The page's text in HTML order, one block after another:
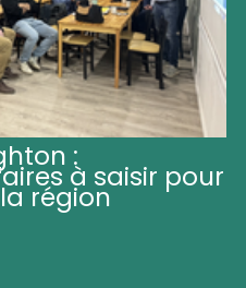
:
à saisir pour
région